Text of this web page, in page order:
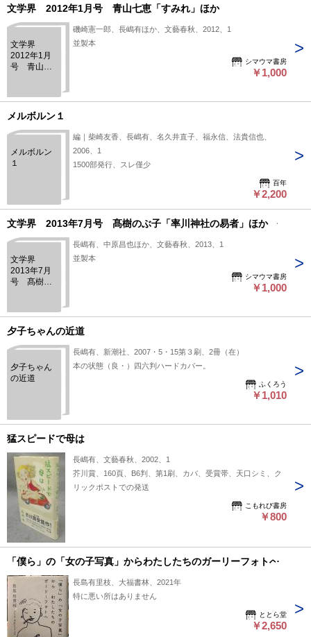
文学界 2012年1月号 青山七恵「すみれ」ほか
文学界
2012年1月
号 青山七
磯崎憲一郎、長嶋有ほか、文藝春秋、2012、1
並製本
シマウマ書房
￥1,000
メルボルン１
メルボルン
１
編｜柴崎友香、長嶋有、名久井直子、福永信、法貴信也、
2006、1
1500部発行、スレ僅少
百年
￥2,200
文学界 2013年7月号 髙樹のぶ子「率川神社の易者」ほか
文学界
2013年7月
号 髙樹の
者」ほか
長嶋有、中原昌也ほか、文藝春秋、2013、1
並製本
シマウマ書房
￥1,000
夕子ちゃんの近道
夕子ちゃん
の近道
長嶋有、新潮社、2007・5・15第３刷、2冊（在）
本の状態（良・）四六判ハードカバー。
ふくろう
￥1,010
猛スピードで母は
長嶋有、文藝春秋、2002、1
芥川賞、160頁、B6判、第1刷、カバ、受賞帯、天口シミ、ク
リックポストでの発送
こもれび書房
￥800
「僕ら」の「女の子写真」からわたしたちのガーリーフォトへ
長島有里枝、大福書林、2021年
特に悪い所はありません
ととら堂
￥2,650